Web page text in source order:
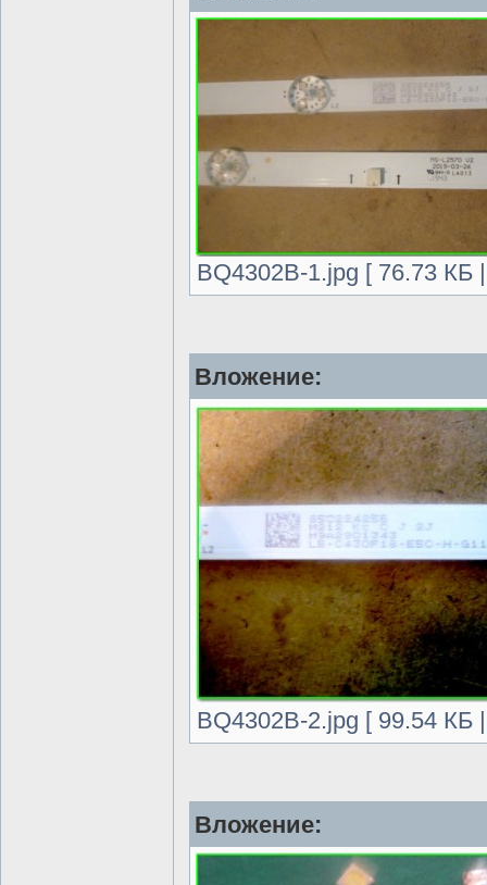
BQ4302B-1.jpg [ 76.73 КБ
Вложение:
BQ4302B-2.jpg [ 99.54 КБ
Вложение: